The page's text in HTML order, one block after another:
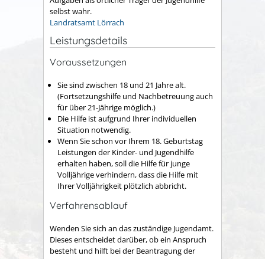
selbst wahr.
Landratsamt Lörrach
Leistungsdetails
Voraussetzungen
Sie sind zwischen 18 und 21 Jahre alt.
(Fortsetzungshilfe und Nachbetreuung auch
für über 21-Jährige möglich.)
Die Hilfe ist aufgrund Ihrer individuellen
Situation notwendig.
Wenn Sie schon vor Ihrem 18. Geburtstag
Leistungen der Kinder- und Jugendhilfe
erhalten haben, soll die Hilfe für junge
Volljährige verhindern, dass die Hilfe mit
Ihrer Volljährigkeit plötzlich abbricht.
Verfahrensablauf
Wenden Sie sich an das zuständige Jugendamt.
Dieses entscheidet darüber, ob ein Anspruch
besteht und hilft bei der Beantragung der